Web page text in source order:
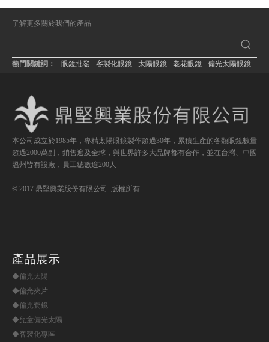
了解更多關於我們的產品
熱門關鍵詞： 眼鏡批發 客製化眼鏡 太陽眼鏡 老花眼鏡 偏光太陽眼鏡
本公司成立於1985年，專精太陽眼鏡製作超過30年，累積生產的各類眼鏡數量
超過2000萬副，銷售遍及全球，與世界許多大品牌都有合作，並在台灣、中國
溫州皆有設廠，員工總數逾200人
© 2017 鼎堅興業股份有限公司 版權所有
產品展示
◆偏光太陽
◆偏光夾片
◆偏光套鏡
◆兒童偏光太陽
◆客製化專區